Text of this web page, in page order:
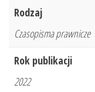
Rodzaj
Czasopisma prawnicze
Rok publikacji
2022